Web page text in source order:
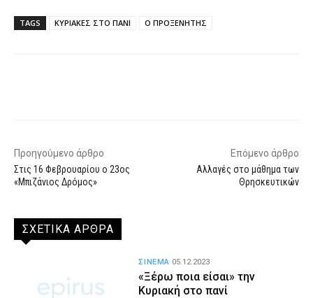
TAGS ΚΥΡΙΑΚΕΣ ΣΤΟ ΠΑΝΙ Ο ΠΡΟΞΕΝΗΤΗΣ
Προηγούμενο άρθρο
Στις 16 Φεβρουαρίου ο 23ος
«Μπιζάνιος Δρόμος»
Επόμενο άρθρο
Αλλαγές στο μάθημα των
Θρησκευτικών
ΣΧΕΤΙΚΑ ΑΡΘΡΑ
«Ξέρω ποια είσαι» την
Κυριακή στο πανί
ΣΙΝΕΜΑ 05.12.2023